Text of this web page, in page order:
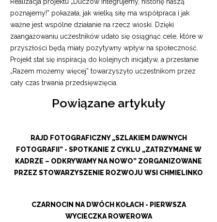
poznajemy!” pokazała, jak wielką siłę ma współpraca i jak
ważne jest wspólne działanie na rzecz wioski. Dzięki
zaangażowaniu uczestników udało się osiągnąć cele, które w
przyszłości będą miały pozytywny wpływ na społeczność.
Projekt stał się inspiracją do kolejnych inicjatyw, a przesłanie
„Razem możemy więcej” towarzyszyło uczestnikom przez
cały czas trwania przedsięwzięcia.
Powiązane artykuły
RAJD FOTOGRAFICZNY „SZLAKIEM DAWNYCH
FOTOGRAFII” - SPOTKANIE Z CYKLU „ZATRZYMANE W
KADRZE – ODKRYWAMY NA NOWO” ZORGANIZOWANE
PRZEZ STOWARZYSZENIE ROZWOJU WSI CHMIELINKO
CZARNOCIN NA DWÓCH KOŁACH - PIERWSZA
WYCIECZKA ROWEROWA